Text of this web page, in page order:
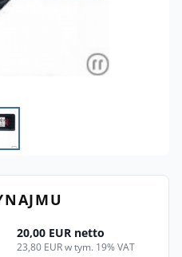
20,00 EUR netto
23,80 EUR w tym. 19% VAT